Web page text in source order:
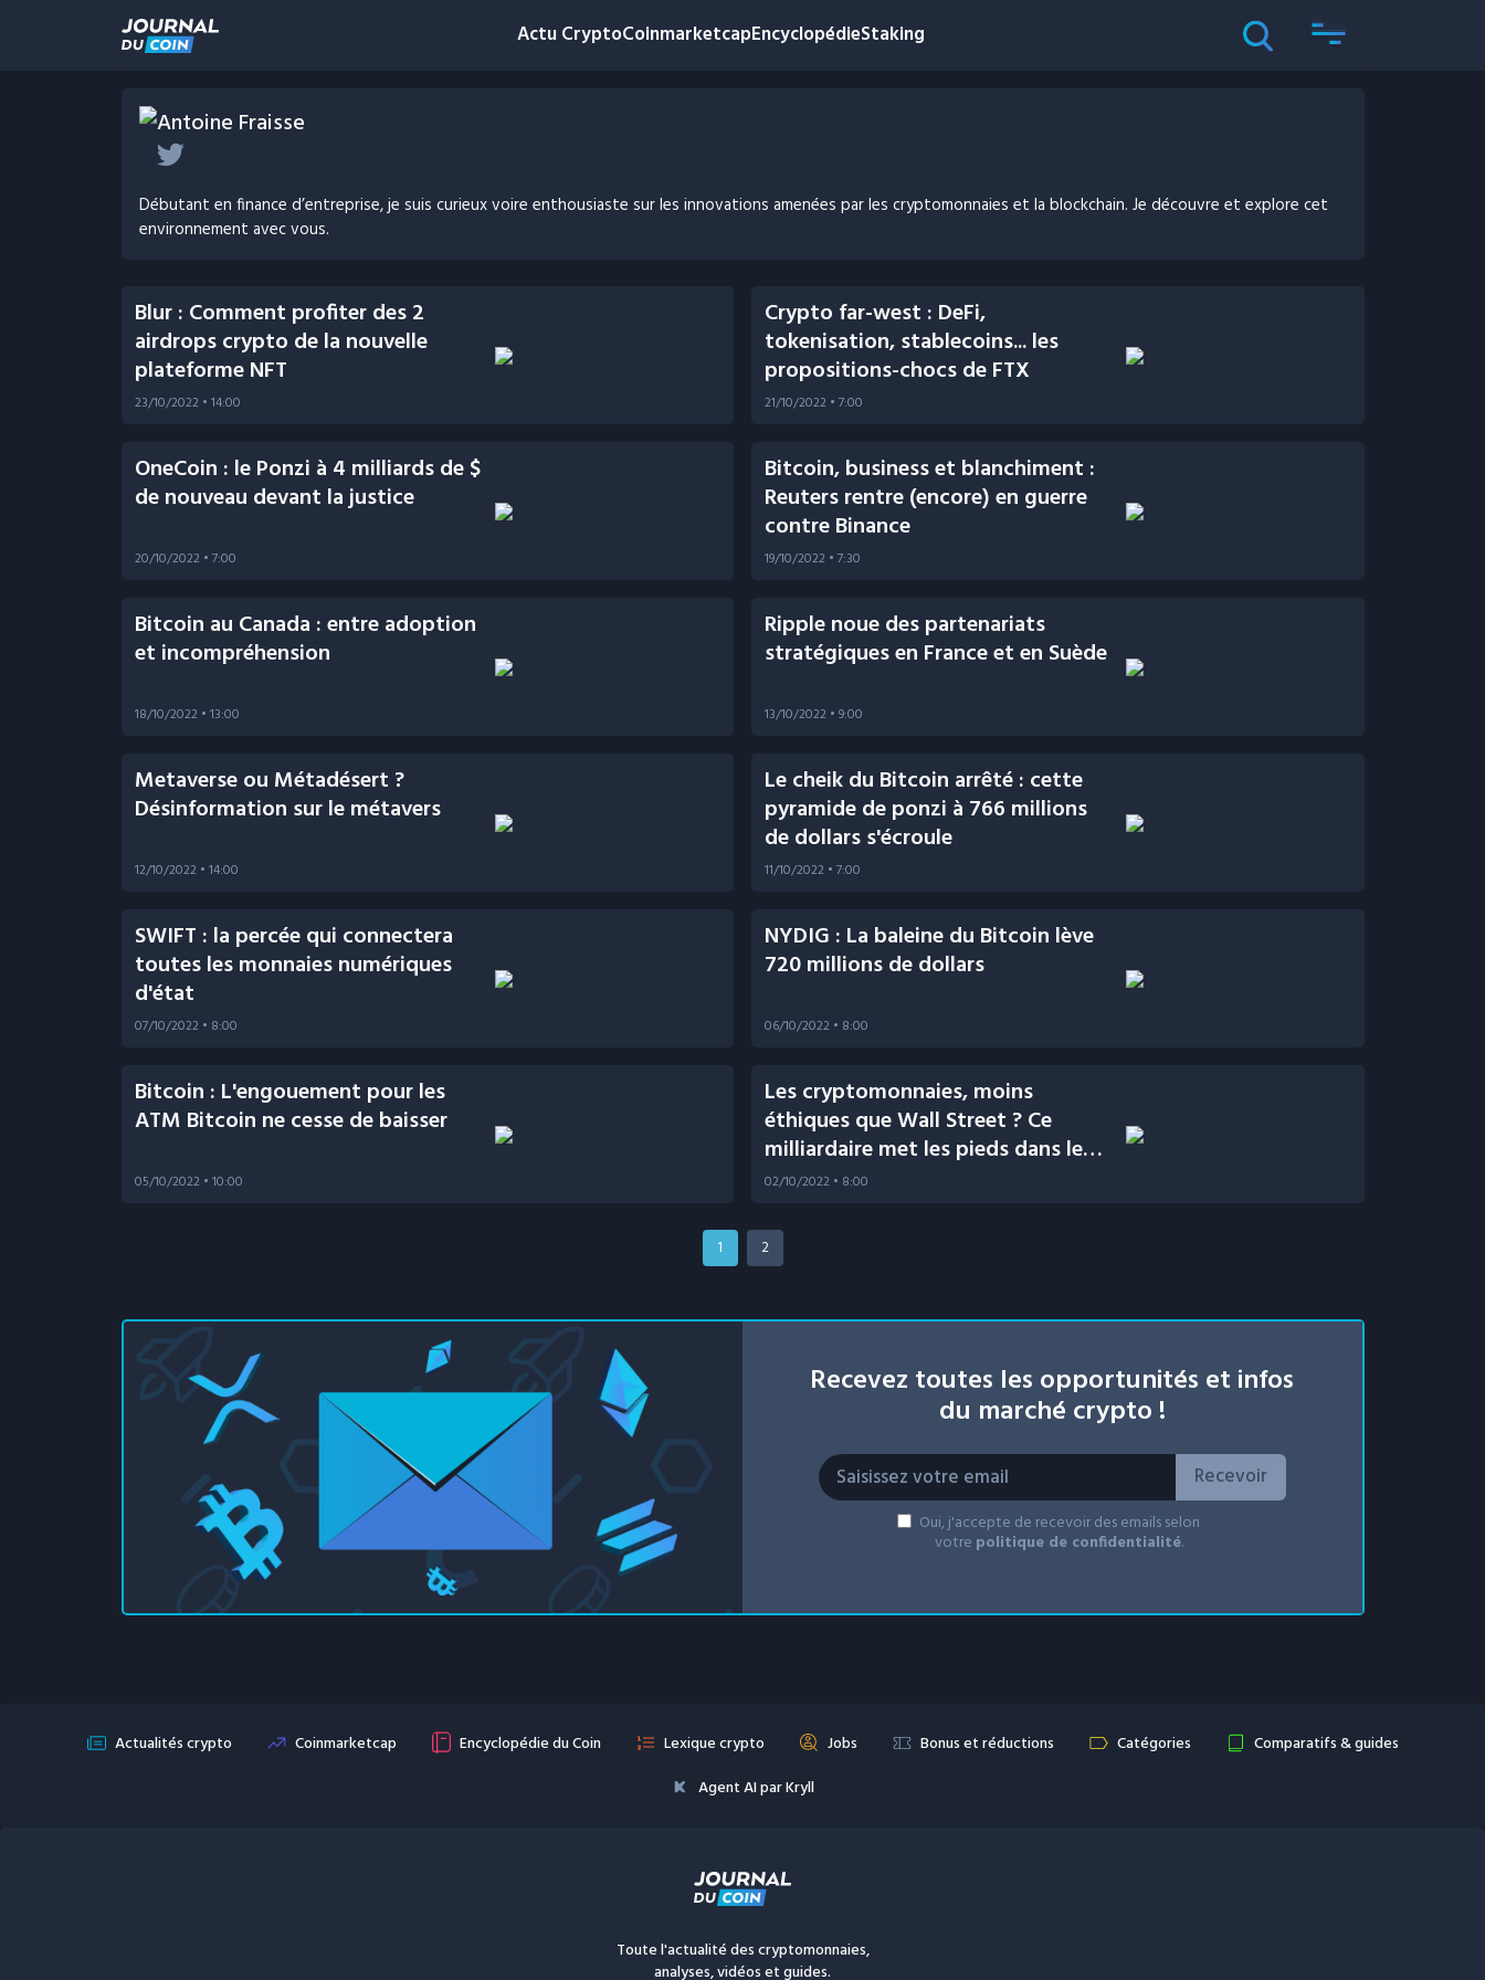
Actu CryptoCoinmarketcapEncyclopédieStaking
Antoine Fraisse
Débutant en finance d’entreprise, je suis curieux voire enthousiaste sur les innovations amenées par les cryptomonnaies et la blockchain. Je découvre et explore cet
environnement avec vous.
Blur : Comment profiter des 2
airdrops crypto de la nouvelle
plateforme NFT
23/10/2022 • 14:00
Crypto far-west : DeFi,
tokenisation, stablecoins... les
propositions-chocs de FTX
21/10/2022 • 7:00
OneCoin : le Ponzi à 4 milliards de $
de nouveau devant la justice
20/10/2022 • 7:00
Bitcoin, business et blanchiment :
Reuters rentre (encore) en guerre
contre Binance
19/10/2022 • 7:30
Bitcoin au Canada : entre adoption
et incompréhension
18/10/2022 • 13:00
Ripple noue des partenariats
stratégiques en France et en Suède
13/10/2022 • 9:00
Metaverse ou Métadésert ?
Désinformation sur le métavers
12/10/2022 • 14:00
Le cheik du Bitcoin arrêté : cette
pyramide de ponzi à 766 millions
de dollars s'écroule
11/10/2022 • 7:00
SWIFT : la percée qui connectera
toutes les monnaies numériques
d'état
07/10/2022 • 8:00
NYDIG : La baleine du Bitcoin lève
720 millions de dollars
06/10/2022 • 8:00
Bitcoin : L'engouement pour les
ATM Bitcoin ne cesse de baisser
05/10/2022 • 10:00
Les cryptomonnaies, moins
éthiques que Wall Street ? Ce
milliardaire met les pieds dans le
plat
02/10/2022 • 8:00
1 2
Recevez toutes les opportunités et infos
du marché crypto !
Recevoir
Oui, j'accepte de recevoir des emails selon
votre politique de confidentialité.
Actualités crypto Coinmarketcap Encyclopédie du Coin Lexique crypto Jobs Bonus et réductions Catégories
Comparatifs & guides
Agent AI par Kryll
Toute l'actualité des cryptomonnaies,
analyses, vidéos et guides.